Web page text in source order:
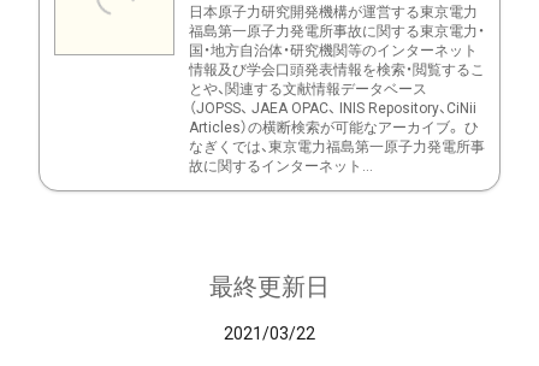
日本原子力研究開発機構が運営する東京電力
福島第一原子力発電所事故に関する東京電力・
国・地方自治体・研究機関等のインターネット
情報及び学会口頭発表情報を検索・閲覧するこ
とや、関連する文献情報データベース
（JOPSS、 JAEA OPAC、 INIS Repository、CiNii
Articles）の横断検索が可能なアーカイブ。 ひ
なぎくでは、東京電力福島第一原子力発電所事
故に関するインターネット...
最終更新日
2021/03/22